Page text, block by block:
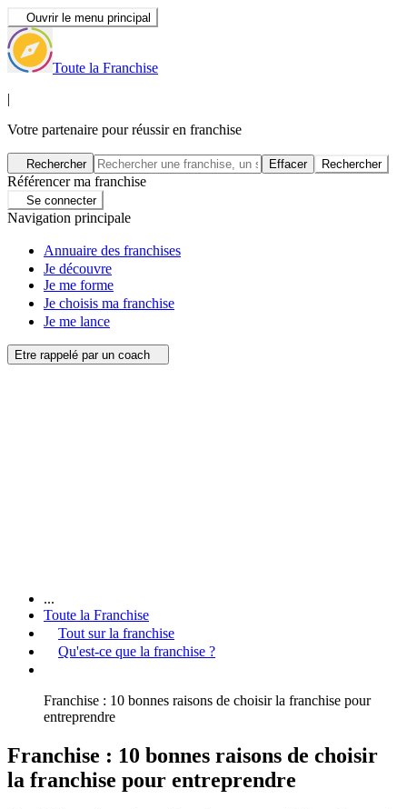
Ouvrir le menu principal
Toute la Franchise
|
Votre partenaire pour réussir en franchise
Rechercher Effacer Rechercher
Référencer ma franchise
Se connecter
Navigation principale
Annuaire des franchises
Je découvre
Je me forme
Je choisis ma franchise
Je me lance
Etre rappelé par un coach
...
Toute la Franchise
Tout sur la franchise
Qu'est-ce que la franchise ?
Franchise : 10 bonnes raisons de choisir la franchise pour
entreprendre
Franchise : 10 bonnes raisons de choisir
la franchise pour entreprendre